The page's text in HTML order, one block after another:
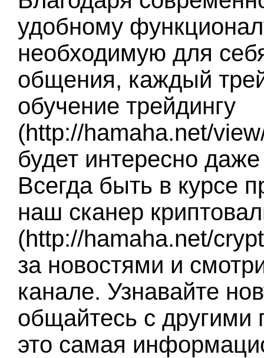
удобному
необходимую для
общения, каждый
обучение трейдингу
(http://hamaha.net/
будет интересно
Всегда быть в курсе
наш сканер
(http://hamaha.net/
за новостями и
канале. Узнавайте
общайтесь с другими
это самая